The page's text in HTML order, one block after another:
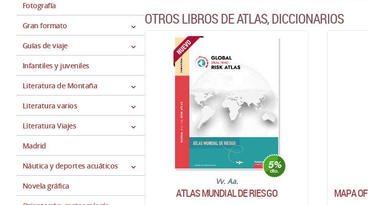
Fotografía
Gran formato
Guías de viaje
Infantiles y juveniles
Literatura de Montaña
Literatura varios
Literatura Viajes
Madrid
Náutica y deportes acuáticos
Novela gráfica
OTROS LIBROS DE ATLAS, DICCIONARIOS
Vv. Aa.
ATLAS MUNDIAL DE RIESGO MAPA